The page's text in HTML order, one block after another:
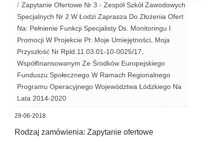
Zapytanie Ofertowe Nr 3 - Zespół Szkół Zawodowych
Specjalnych Nr 2 W Łodzi Zaprasza Do Złożenia Ofert
Na: Pełnienie Funkcji Specjalisty Ds. Monitoringu I
Promocji W Projekcie Pt: Moje Umiejętności, Moja
Przyszłość Nr Rpld.11.03.01-10-0025/17,
Współfinansowanym Ze Środków Europejskiego
Funduszu Społecznego W Ramach Regionalnego
Programu Operacyjnego Województwa Łódzkiego Na
Lata 2014-2020
29-06-2018
Rodzaj zamówienia: Zapytanie ofertowe